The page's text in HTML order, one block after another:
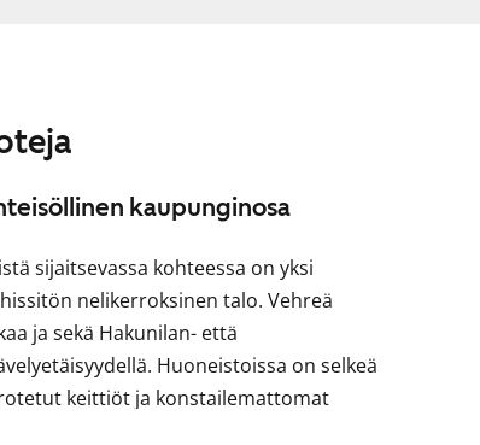
kaupunginosa
sijaitsevassa kohteessa on yksi
nelikerroksinen talo. Vehreä
ja sekä Hakunilan- että
Huoneistoissa on selkeä
keittiöt ja konstailemattomat
on laminaatti ja